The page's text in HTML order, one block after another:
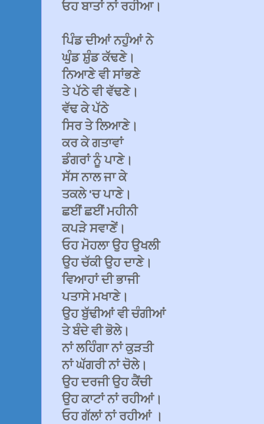
ਓਹ ਬਾਤਾਂ ਨਾਂ ਰਹੀਆ।
ਪਿੰਡ ਦੀਆਂ ਨਹੁੰਆਂ ਨੇ
ਘੁੰਡ ਸ਼ੁੰਡ ਕੱਢਣੇ।
ਨਿਆਣੇ ਵੀ ਸਾਂਭਣੇ
ਤੇ ਪੱਠੇ ਵੀ ਵੱਢਣੇ।
ਵੱਢ ਕੇ ਪੱਠੇ
ਸਿਰ ਤੇ ਲਿਆਣੇ।
ਕਰ ਕੇ ਗਤਾਵਾਂ
ਡੰਗਰਾਂ ਨੂੰ ਪਾਣੇ।
ਸੱਸ ਨਾਲ ਜਾ ਕੇ
ਤਕਲੇ 'ਚ ਪਾਣੇ।
ਛਈਂ ਛਈਂ ਮਹੀਨੀ
ਕਪੜੇ ਸਵਾਣੇਂ।
ਓਹ ਮੋਹਲਾ ਉਹ ਉਖਲੀ
ਉਹ ਚੱਕੀ ਉਹ ਦਾਣੇ।
ਵਿਆਹਾਂ ਦੀ ਭਾਜੀ
ਪਤਾਸੇ ਮਖਾਣੇ।
ਉਹ ਬੁੱਢੀਆਂ ਵੀ ਚੰਗੀਆਂ
ਤੇ ਬੰਦੇ ਵੀ ਭੋਲੇ।
ਨਾਂ ਲਹਿੰਗਾ ਨਾਂ ਕੁੜਤੀ
ਨਾਂ ਘੱਗਰੀ ਨਾਂ ਚੋਲੇ।
ਉਹ ਦਰਜੀ ਉਹ ਕੈਂਚੀ
ਉਹ ਕਾਟਾਂ ਨਾਂ ਰਹੀਆਂ।
ਓਹ ਗੱਲਾਂ ਨਾਂ ਰਹੀਆਂ ।